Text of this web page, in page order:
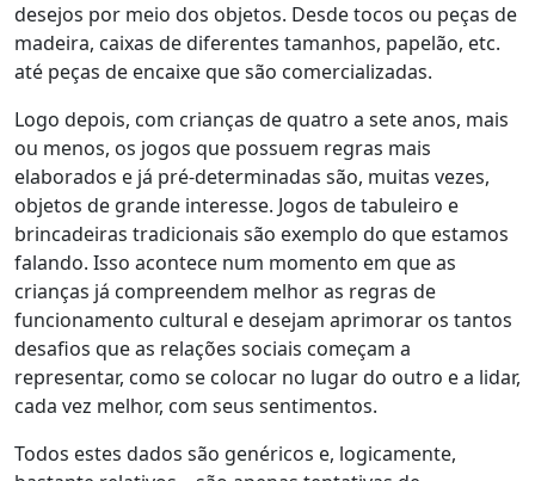
desejos por meio dos objetos. Desde tocos ou peças de
madeira, caixas de diferentes tamanhos, papelão, etc.
até peças de encaixe que são comercializadas.
Logo depois, com crianças de quatro a sete anos, mais
ou menos, os jogos que possuem regras mais
elaborados e já pré-determinadas são, muitas vezes,
objetos de grande interesse. Jogos de tabuleiro e
brincadeiras tradicionais são exemplo do que estamos
falando. Isso acontece num momento em que as
crianças já compreendem melhor as regras de
funcionamento cultural e desejam aprimorar os tantos
desafios que as relações sociais começam a
representar, como se colocar no lugar do outro e a lidar,
cada vez melhor, com seus sentimentos.
Todos estes dados são genéricos e, logicamente,